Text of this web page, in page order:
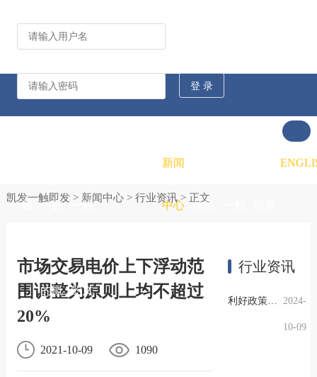
一触 一触
的概
一触
的文
新闻
中心 信息
凯发一触即发> 新闻中心> 行业资讯> 正文
市场交易电价上下浮动范
围调整为原则上均不超过
20%
2021-10-09 1090
行业资讯
利好政策提振钢市信心，四季度行业需求或小幅上升 2024-
10-09